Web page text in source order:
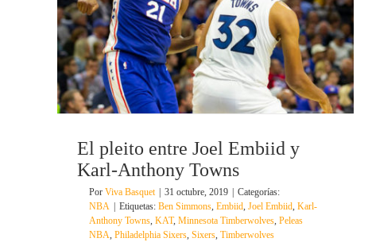
El pleito entre Joel Embiid y
Karl-Anthony Towns
Por Viva Basquet 31 octubre, 2019
Categorías:
NBA
Etiquetas: Ben Simmons, Embiid, Joel Embiid, Karl-
Anthony Towns, KAT, Minnesota Timberwolves, Peleas
NBA, Philadelphia Sixers, Sixers, Timberwolves